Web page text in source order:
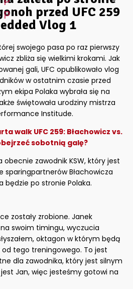
przed UFC 259
Vlog 1
swojego pasa po raz pierwszy
zbliża się wielkimi krokami. Jak
gali, UFC opublikowało vlog
w ostatnim czasie przed
ekipa Polaka wybrała się na
świętowała urodziny mistrza
Institude.
walk UFC 259: Błachowicz vs.
sobotnią galę?
obecnie zawodnik KSW, który jest
sparingpartnerów Błachowicza
będzie po stronie Polaka.
zostały zrobione. Janek
swoim timingu, wyczucia
oktagon w którym będą
tego treningowego. To jest
dla zawodnika, który jest silnym
Jan, więc jesteśmy gotowi na